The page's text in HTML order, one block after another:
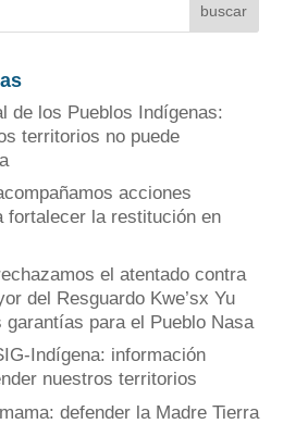
buscar
de los Pueblos Indígenas:
territorios no puede
acciones
fortalecer la restitución en
el atentado contra
del Resguardo Kwe’sx Yu
garantías para el Pueblo Nasa
Indígena: información
nuestros territorios
defender la Madre Tierra